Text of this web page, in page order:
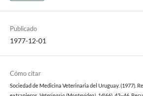
Publicado
1977-12-01
Cómo citar
Sociedad de Medicina Veterinaria del Uruguay. (1977).